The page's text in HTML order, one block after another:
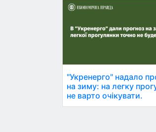
"Укренерго" надало
на зиму: на легку
не варто очікувати.